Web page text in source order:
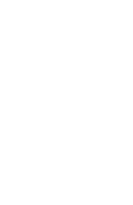
CHF 29.-